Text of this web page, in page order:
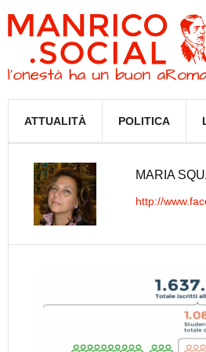
ATTUALITÀ POLITICA
MARIA
http://